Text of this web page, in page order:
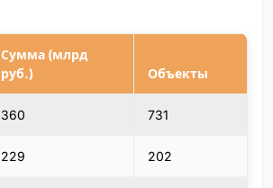
Сумма (млрд
руб.)
Объекты
360 731
229 202